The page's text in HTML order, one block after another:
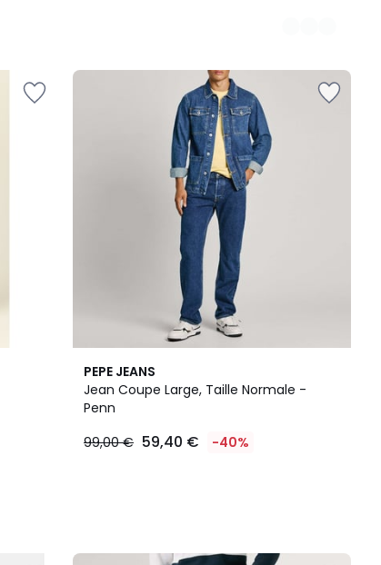
PEPE JEANS
Jean Coupe Large, Taille Normale -
Penn
99,00 € 59,40 € -40%